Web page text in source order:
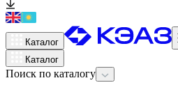
Каталог
Каталог
Поиск по каталогу